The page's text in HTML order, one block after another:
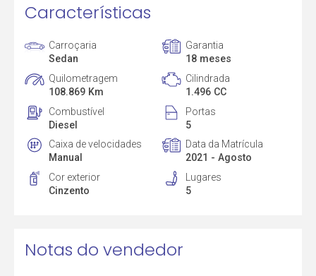
Características
Carroçaria
Sedan
Garantia
18 meses
Quilometragem
108.869 Km
Cilindrada
1.496 CC
Combustível
Diesel
Portas
5
Caixa de velocidades
Manual
Data da Matrícula
2021 - Agosto
Cor exterior
Cinzento
Lugares
5
Notas do vendedor